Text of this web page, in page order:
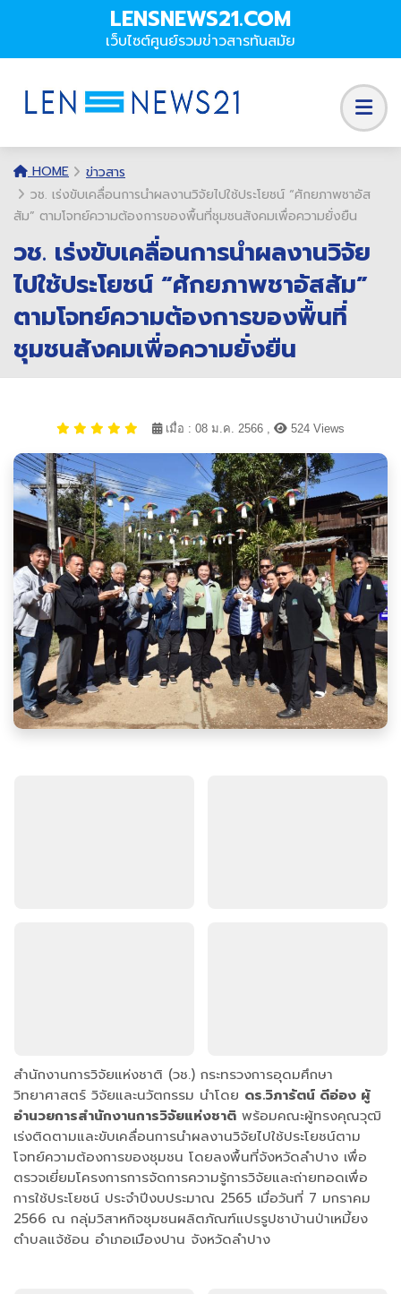
LENSNEWS21.COM
เว็บไซต์ศูนย์รวมข่าวสารทันสมัย
HOME
ข่าวสาร
วช. เร่งขับเคลื่อนการนำผลงานวิจัยไปใช้ประโยชน์ “ศักยภาพชาอัส
สัม” ตามโจทย์ความต้องการของพื้นที่ชุมชนสังคมเพื่อความยั่งยืน
วช. เร่งขับเคลื่อนการนำผลงานวิจัย
ไปใช้ประโยชน์ “ศักยภาพชาอัสสัม”
ตามโจทย์ความต้องการของพื้นที่
ชุมชนสังคมเพื่อความยั่งยืน
เมื่อ : 08 ม.ค. 2566 , 524 Views
สำนักงานการวิจัยแห่งชาติ (วช.) กระทรวงการอุดมศึกษา
วิทยาศาสตร์ วิจัยและนวัตกรรม นำโดย ดร.วิภารัตน์ ดีอ่อง ผู้
อำนวยการสำนักงานการวิจัยแห่งชาติ พร้อมคณะผู้ทรงคุณวุฒิ
เร่งติดตามและขับเคลื่อนการนำผลงานวิจัยไปใช้ประโยชน์ตาม
โจทย์ความต้องการของชุมชน โดยลงพื้นที่จังหวัดลำปาง เพื่อ
ตรวจเยี่ยมโครงการการจัดการความรู้การวิจัยและถ่ายทอดเพื่อ
การใช้ประโยชน์ ประจำปีงบประมาณ 2565 เมื่อวันที่ 7 มกราคม
2566 ณ กลุ่มวิสาหกิจชุมชนผลิตภัณฑ์แปรรูปชาบ้านป่าเหมี้ยง
ตำบลแจ้ซ้อน อำเภอเมืองปาน จังหวัดลำปาง